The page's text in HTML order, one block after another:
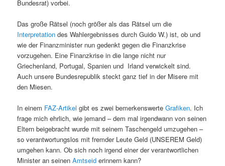
Bundesrat) vorbei.
Das große Rätsel (noch größer als das Rätsel um die
Interpretationdes Wahlergebnisses durch Guido W.) ist, ob und
wie der Finanzminister nun gedenkt gegen die Finanzkrise
vorzugehen. Eine Finanzkrise in die lange nicht nur
Griechenland, Portugal, Spanien und Irland verwickelt sind.
Auch unsere Bundesrepublik steckt ganz tief in der Misere mit
den Miesen.
In einem FAZ-Artikel gibt es zwei bemerkenswerteGrafiken. Ich
frage mich ehrlich, wie jemand – dem mal irgendwann von seinen
Eltern beigebracht wurde mit seinem Taschengeld umzugehen –
so verantwortungslos mit fremder Leute Geld (UNSEREM Geld)
umgehen kann. Ob sich noch irgend einer der verantwortlichen
Minister an seinenAmtseid erinnern kann?